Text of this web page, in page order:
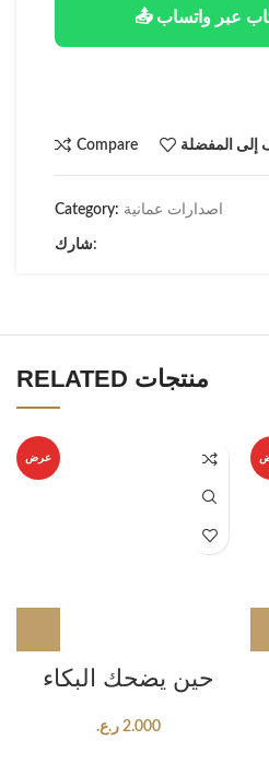
عبر واتساب
Compare إلى المفضلة
Category: اصدارات عمانية
شارك:
RELATED منتجات
عرض
حين يضحك البكاء
2.000 ر.ع.